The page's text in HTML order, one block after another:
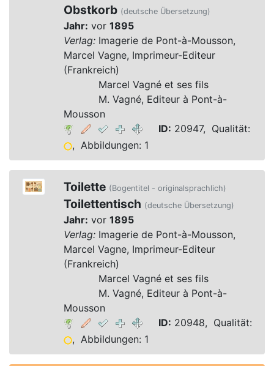
Obstkorb (deutsche Übersetzung)
Jahr: vor 1895
Verlag:Imagerie de Pont-à-Mousson,
Marcel Vagne, Imprimeur-Editeur
(Frankreich)
Marcel Vagné et ses fils
M. Vagné, Editeur à Pont-à-
Mousson
ID: 20947, Qualität:
, Abbildungen: 1
Toilette (Bogentitel - originalsprachlich)
Toilettentisch (deutsche Übersetzung)
Jahr: vor 1895
Verlag:Imagerie de Pont-à-Mousson,
Marcel Vagne, Imprimeur-Editeur
(Frankreich)
Marcel Vagné et ses fils
M. Vagné, Editeur à Pont-à-
Mousson
ID: 20948, Qualität:
, Abbildungen: 1